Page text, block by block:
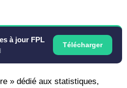
à jour FPL
Télécharger
» dédié aux statistiques,